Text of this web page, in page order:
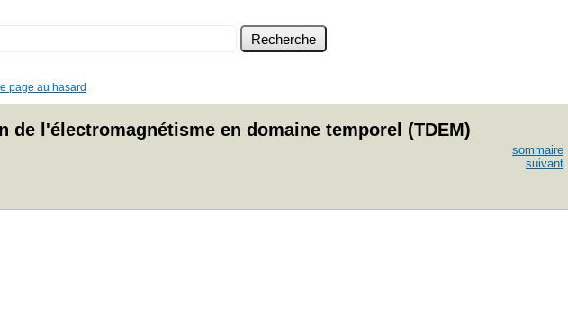
page au hasard
l'électromagnétisme en domaine temporel (TDEM)
sommaire
suivant